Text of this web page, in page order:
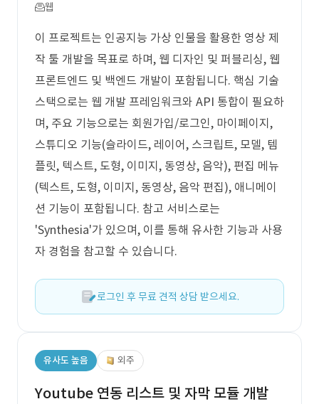
웹
이 프로젝트는 인공지능 가상 인물을 활용한 영상 제
작 툴 개발을 목표로 하며, 웹 디자인 및 퍼블리싱, 웹
프론트엔드 및 백엔드 개발이 포함됩니다. 핵심 기술
스택으로는 웹 개발 프레임워크와 API 통합이 필요하
며, 주요 기능으로는 회원가입/로그인, 마이페이지,
스튜디오 기능(슬라이드, 레이어, 스크립트, 모델, 템
플릿, 텍스트, 도형, 이미지, 동영상, 음악), 편집 메뉴
(텍스트, 도형, 이미지, 동영상, 음악 편집), 애니메이
션 기능이 포함됩니다. 참고 서비스로는
'Synthesia'가 있으며, 이를 통해 유사한 기능과 사용
자 경험을 참고할 수 있습니다.
로그인 후 무료 견적 상담 받으세요.
유사도 높음 외주
Youtube 연동 리스트 및 자막 모듈 개발